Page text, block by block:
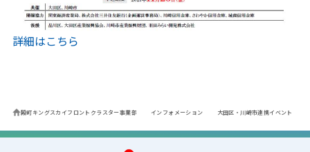
詳細はこちら
殿町キングスカイフロントクラスター事業部 インフォメーション 大田区・川崎市連携イベント